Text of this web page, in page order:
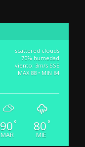
scattered clouds
70% humedad
viento: 3m/s SSE
MAX 88 • MIN 84
90 °
MAR
80 °
MIE